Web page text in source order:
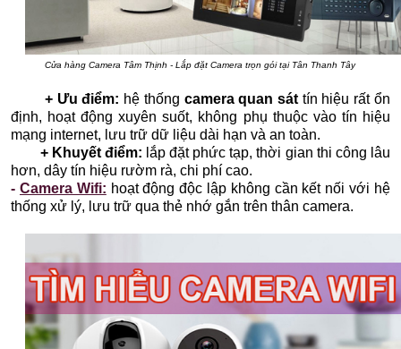
Cửa hàng Camera Tâm Thịnh - Lắp đặt Camera trọn gói tại Tân Thanh Tây
+ Ưu điểm: hệ thống camera quan sáttín hiệu rất ổn
định, hoạt động xuyên suốt, không phụ thuộc vào tín hiệu
mạng internet, lưu trữ dữ liệu dài hạn và an toàn.
+ Khuyết điểm: lắp đặt phức tạp, thời gian thi công lâu
hơn, dây tín hiệu rườm rà, chi phí cao.
-Camera Wifi: hoạt động độc lập không cần kết nối với hệ
thống xử lý, lưu trữ qua thẻ nhớ gắn trên thân camera.